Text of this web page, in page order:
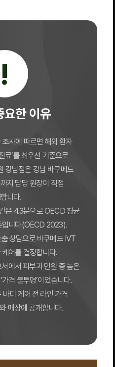
!
요한 이유
사에 따르면 해외 환자
료’를 최우선 기준으로
강남점은 강남 바쿠메드
지 담당 원장이 직접
니다.
은 4.3분으로 OECD 평균
입니다(OECD 2023).
상담으로 바쿠메드 IVT
어를 결정합니다.
에서 피부과 민원 중 높은
격 불투명’이었습니다.
디 케어 전 라인 가격
매장에 공개합니다.